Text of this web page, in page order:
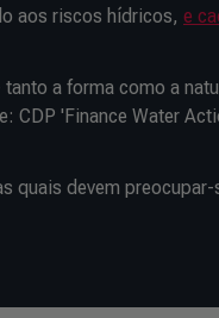
aos riscos hídricos, e
a forma como a
CDP 'Finance Water
quais devem